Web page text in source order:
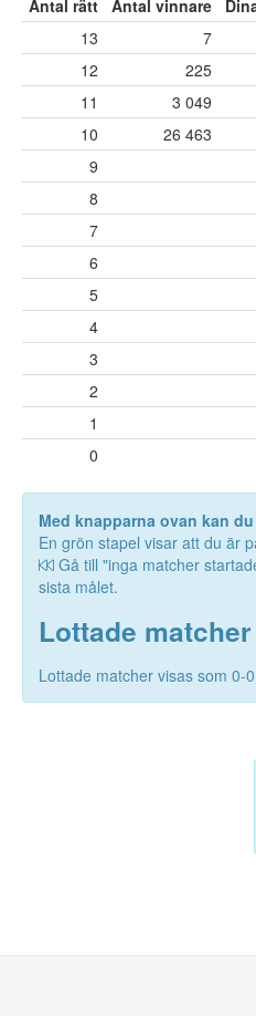
Antal rätt Antal vinnare
13
7
12
225
11
3 049
10
26 463
9
8
7
6
5
4
3
2
1
0
Med knapparna ovan kan
En grön stapel visar att du är
Gå till "inga matcher
sista målet.
Lottade matcher
Lottade matcher visas som 0-